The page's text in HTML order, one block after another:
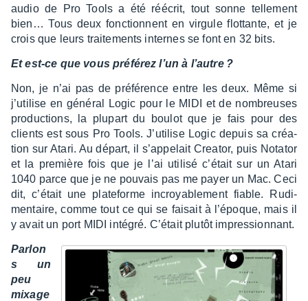
audio de Pro Tools a été réécrit, tout sonne telle­ment
bien… Tous deux fonc­tionnent en virgule flot­tante, et je
crois que leurs trai­te­ments internes se font en 32 bits.
Et est-ce que vous préfé­rez l’un à l’autre ?
Non, je n’ai pas de préfé­rence entre les deux. Même si
j’uti­lise en géné­ral Logic pour le MIDI et de nombreuses
produc­tions, la plupart du boulot que je fais pour des
clients est sous Pro Tools. J’uti­lise Logic depuis sa créa­
tion sur Atari. Au départ, il s’ap­pe­lait Crea­tor, puis Nota­tor
et la première fois que je l’ai utilisé c’était sur un Atari
1040 parce que je ne pouvais pas me payer un Mac. Ceci
dit, c’était une plate­forme incroya­ble­ment fiable. Rudi­
men­taire, comme tout ce qui se faisait à l’époque, mais il
y avait un port MIDI inté­gré. C’était plutôt impres­sion­nant.
Parlon
s un
peu
mixage